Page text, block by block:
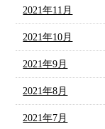
2021年11月
2021年10月
2021年9月
2021年8月
2021年7月